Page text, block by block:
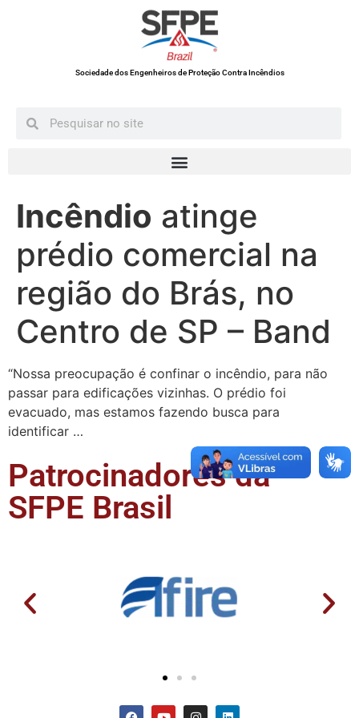
Sociedade dos Engenheiros de Proteção Contra Incêndios
Incêndio atinge
prédio comercial na
região do Brás, no
Centro de SP – Band
“Nossa preocupação é confinar o incêndio, para não
passar para edificações vizinhas. O prédio foi
evacuado, mas estamos fazendo busca para
identificar …
Patrocinadores da
SFPE Brasil